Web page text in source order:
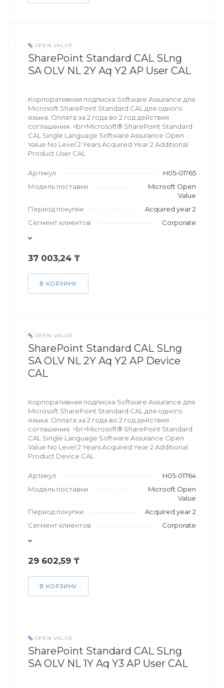
OPEN VALUE
SharePoint Standard CAL SLng
SA OLV NL 2Y Aq Y2 AP User CAL
Корпоративная подписка Software Assurance для
Microsoft SharePoint Standard CAL для одного
языка. Оплата за 2 года во 2 год действия
соглашения. <br>Microsoft® SharePoint Standard
CAL Single Language Software Assurance Open
Value No Level 2 Years Acquired Year 2 Additional
Product User CAL
Артикул
H05-01765
Модель поставки
Microoft Open
Value
Период покупки
Acquired year 2
Сегмент клиентов
Corporate
37 003,24 ₸
В КОРЗИНУ
OPEN VALUE
SharePoint Standard CAL SLng
SA OLV NL 2Y Aq Y2 AP Device
CAL
Корпоративная подписка Software Assurance для
Microsoft SharePoint Standard CAL для одного
языка. Оплата за 2 года во 2 год действия
соглашения. <br>Microsoft® SharePoint Standard
CAL Single Language Software Assurance Open
Value No Level 2 Years Acquired Year 2 Additional
Product Device CAL
Артикул
H05-01764
Модель поставки
Microoft Open
Value
Период покупки
Acquired year 2
Сегмент клиентов
Corporate
29 602,59 ₸
В КОРЗИНУ
OPEN VALUE
SharePoint Standard CAL SLng
SA OLV NL 1Y Aq Y3 AP User CAL